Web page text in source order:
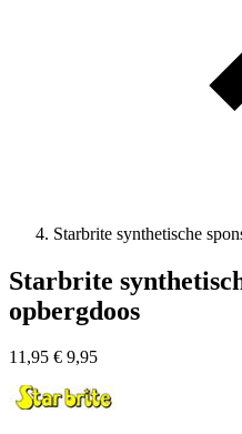
Starbrite synthetische
Starbrite
opbergdoos
11,95 € 9,95